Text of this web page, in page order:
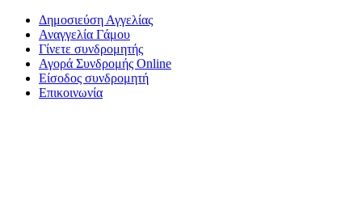
Δημοσιεύση Αγγελίας
Αναγγελία Γάμου
Γίνετε συνδρομητής
Αγορά Συνδρομής Online
Είσοδος συνδρομητή
Επικοινωνία